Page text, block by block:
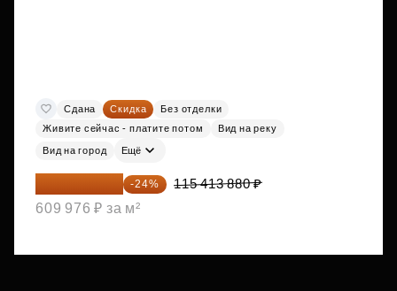
Сдана Скидка
Без отделки
Живите сейчас - платите потом
Вид на реку
Вид на город Ещё
87 714 549 ₽ -24%
115 413 880 ₽
609 976 ₽ за м²